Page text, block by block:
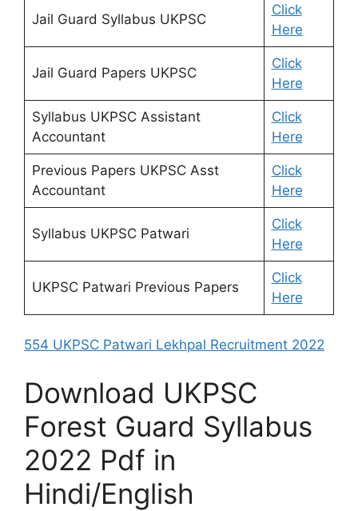
Jail Guard Syllabus UKPSC
Click
Here
Jail Guard Papers UKPSC
Click
Here
Syllabus UKPSC Assistant
Accountant
Click
Here
Previous Papers UKPSC Asst
Accountant
Click
Here
Syllabus UKPSC Patwari
Click
Here
UKPSC Patwari Previous Papers
Click
Here
554 UKPSC Patwari Lekhpal Recruitment 2022
Download UKPSC
Forest Guard Syllabus
2022 Pdf in
Hindi/English